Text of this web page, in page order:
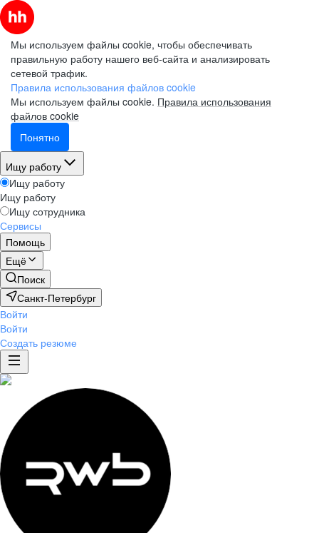
Мы используем файлы cookie, чтобы обеспечивать
правильную работу нашего веб-сайта и анализировать
сетевой трафик.
Правила использования файлов cookie
Мы используем файлы cookie. Правила использования
файлов cookie
Понятно
Ищу работу
Ищу работу
Ищу работу
Ищу сотрудника
Сервисы
Помощь
Ещё
Поиск
Санкт-Петербург
Войти
Войти
Создать резюме